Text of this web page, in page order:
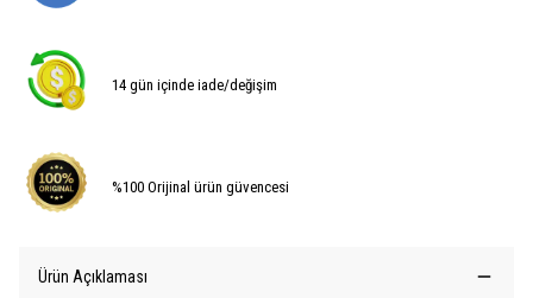
14 gün içinde iade/değişim
%100 Orijinal ürün güvencesi
Ürün Açıklaması